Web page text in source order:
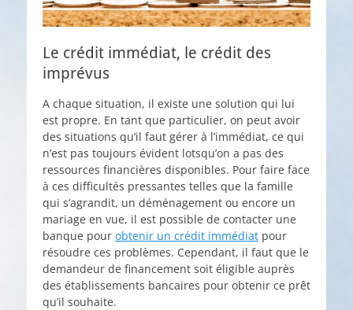
Le crédit immédiat, le crédit des
imprévus
A chaque situation, il existe une solution qui lui
est propre. En tant que particulier, on peut avoir
des situations qu’il faut gérer à l’immédiat, ce qui
n’est pas toujours évident lotsqu’on a pas des
ressources financières disponibles. Pour faire face
à ces difficultés pressantes telles que la famille
qui s’agrandit, un déménagement ou encore un
mariage en vue, il est possible de contacter une
banque pour obtenir un crédit immédiat pour
résoudre ces problèmes. Cependant, il faut que le
demandeur de financement soit éligible auprès
des établissements bancaires pour obtenir ce prêt
qu’il souhaite.